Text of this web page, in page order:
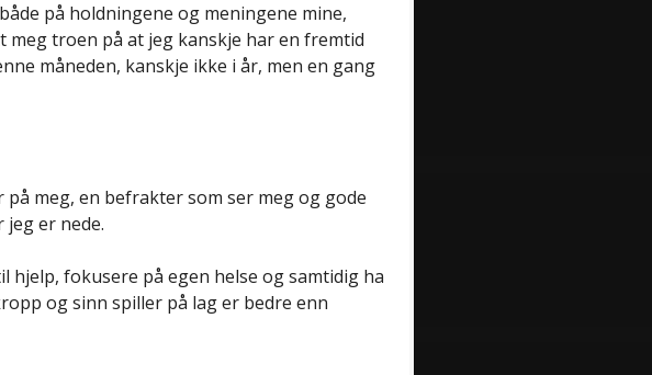
på holdningene og meningene mine,
troen på at jeg kanskje har en fremtid
måneden, kanskje ikke i år, men en gang
meg, en befrakter som ser meg og gode
er nede.
hjelp, fokusere på egen helse og samtidig ha
og sinn spiller på lag er bedre enn